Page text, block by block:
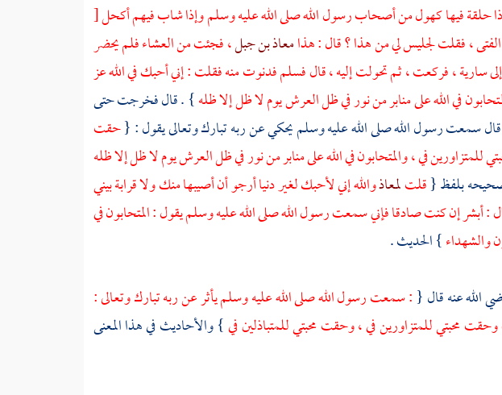
حلقة فيها كهول من أصحاب رسول الله صلى الله عليه وسلم وإذا شاب فيهم أكحل[
الفتى ، فقلت لجليس لي من هذا ؟ قال : هذامعاذ بن جبل، فجئت من العشاء فلم يحضر
سارية ، فركعت ، ثم تحولت إليه ، قال فسلم فدنوت منه فقلت : إني أحبك في الله عز
في الله على منابر من نور في ظل العرش يوم لا ظل إلا ظله} . قال فخرجت حتى
سمعت رسول الله صلى الله عليه وسلم يحكي عن ربه تبارك وتعالى يقول : {حقت
للمتزاورين في ، والمتحابون في الله على منابر من نور في ظل العرش يوم لا ظل إلا ظله
بلفظ {قلتلمعاذوالله إني لأحبك لغير دنيا أرجو أن أصيبها منك ولا قرابة بيني
إن كنت صادقا فإني سمعت رسول الله صلى الله عليه وسلم يقول : المتحابون في
والشهداء} الحديث .
الله عنه قال {: سمعت رسول الله صلى الله عليه وسلم يأثر عن ربه تبارك وتعالى :
محبتي للمتزاورين في ، وحقت محبتي للمتباذلين في} والأحاديث في هذا المعنى